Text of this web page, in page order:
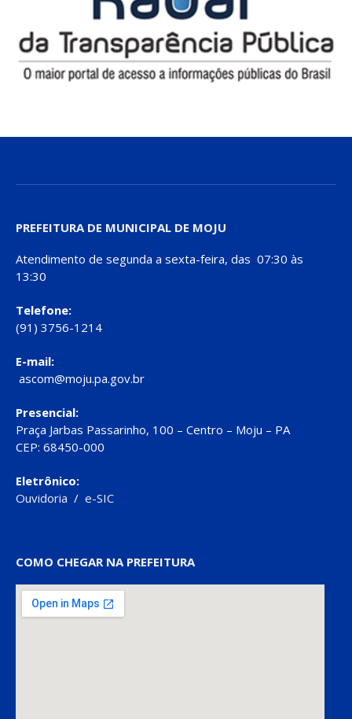
PREFEITURA DE MUNICIPAL DE MOJU
Atendimento de segunda a sexta-feira, das 07:30 às
13:30
Telefone:
(91) 3756-1214
E-mail:
ascom@moju.pa.gov.br
Presencial:
Praça Jarbas Passarinho, 100 – Centro – Moju – PA
CEP: 68450-000
Eletrônico:
Ouvidoria / e-SIC
COMO CHEGAR NA PREFEITURA